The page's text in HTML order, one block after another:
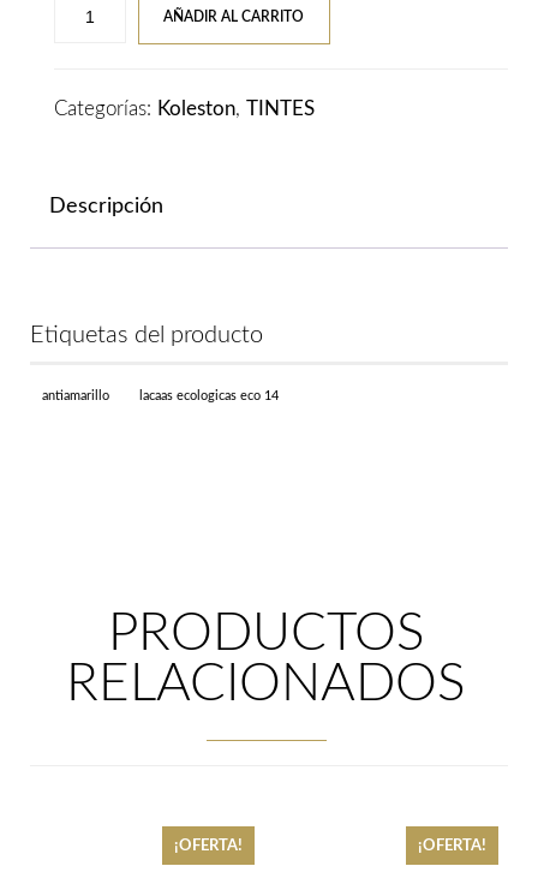
PERFECT
cantidad
AÑADIR AL CARRITO
Categorías: Koleston, TINTES
Descripción
Etiquetas del producto
antiamarillo lacaas ecologicas eco 14
PRODUCTOS
RELACIONADOS
¡OFERTA! ¡OFERTA!